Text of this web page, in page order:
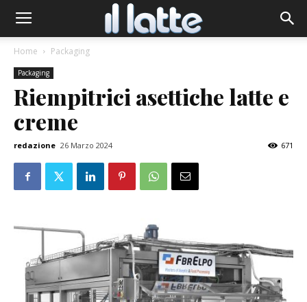
Home Packaging
Packaging
Riempitrici asettiche latte e
creme
redazione 26 Marzo 2024 671